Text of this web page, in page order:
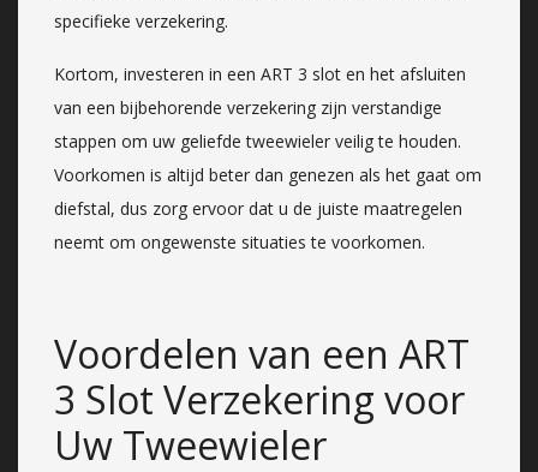
specifieke verzekering.
Kortom, investeren in een ART 3 slot en het afsluiten
van een bijbehorende verzekering zijn verstandige
stappen om uw geliefde tweewieler veilig te houden.
Voorkomen is altijd beter dan genezen als het gaat om
diefstal, dus zorg ervoor dat u de juiste maatregelen
neemt om ongewenste situaties te voorkomen.
Voordelen van een ART
3 Slot Verzekering voor
Uw Tweewieler